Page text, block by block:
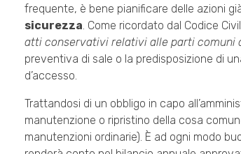
frequente, è bene pianificare delle azioni
sicurezza . Come ricordato dal Codice
atti conservativi relativi alle parti comuni
preventiva di sale o la predisposizione di
d’accesso.
Trattandosi di un obbligo in capo
manutenzione o ripristino della cosa
manutenzioni ordinarie). È ad ogni modo